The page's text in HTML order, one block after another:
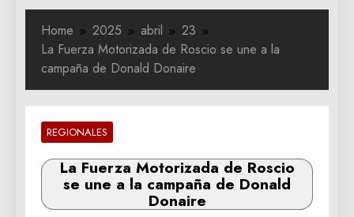
Home 2025 abril
23
La Fuerza Motorizada de Roscio se une a la
campaña de Donald Donaire
REGIONALES
La Fuerza Motorizada de Roscio
se une a la campaña de Donald
Donaire